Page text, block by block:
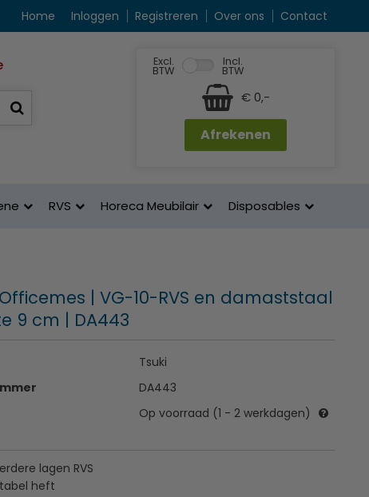
Home Inloggen Registreren Over ons Contact
Excl.
BTW
Incl.
BTW
€ 0,-
Afrekenen
RVS Horeca Meubilair Disposables
| VG-10-RVS en damaststaal
9 cm | DA443
Tsuki
DA443
Op voorraad (1 - 2 werkdagen)
lagen RVS
heft